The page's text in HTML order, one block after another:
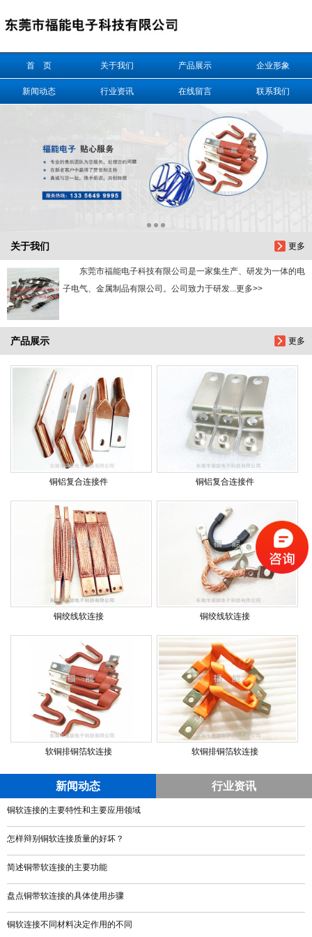
首 页 关于我们 产品展示 企业形象
新闻动态 行业资讯 在线留言 联系我们
更多
关于我们
东莞市福能电子科技有限公司是一家集生产、研发为一体的电
子电气、金属制品有限公司。公司致力于研发...更多>>
更多
产品展示
铜铝复合连接件 铜铝复合连接件
铜绞线软连接 铜绞线软连接
软铜排铜箔软连接 软铜排铜箔软连接
新闻动态 行业资讯
铜软连接的主要特性和主要应用领域
怎样辩别铜软连接质量的好坏？
简述铜带软连接的主要功能
盘点铜带软连接的具体使用步骤
铜软连接不同材料决定作用的不同